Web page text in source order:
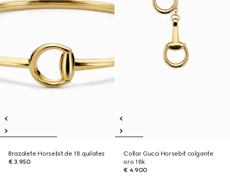
Brazalete Horsebit de 18 quilates
€ 3.950
Collar Gucci Horsebit colgante
oro 18k
€ 4.900